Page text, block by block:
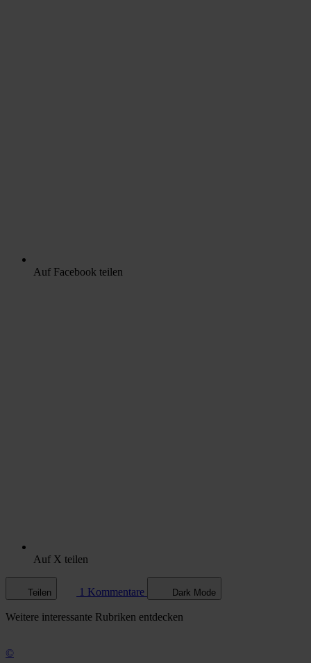
Auf Facebook teilen
Auf X teilen
Teilen 1 Kommentare Dark Mode
Weitere interessante Rubriken entdecken
©